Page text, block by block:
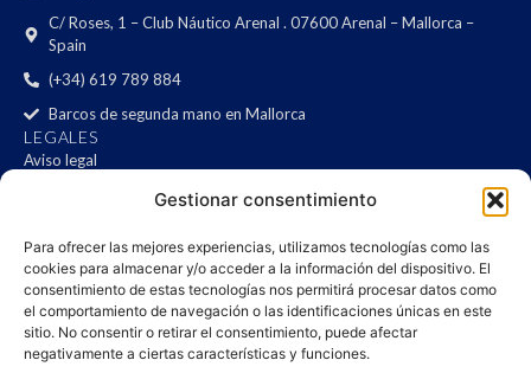
Gestionar consentimiento
Para ofrecer las mejores experiencias, utilizamos tecnologías como las
cookies para almacenar y/o acceder a la información del dispositivo. El
consentimiento de estas tecnologías nos permitirá procesar datos como
el comportamiento de navegación o las identificaciones únicas en este
sitio. No consentir o retirar el consentimiento, puede afectar
negativamente a ciertas características y funciones.
C/ Roses, 1 – Club Náutico Arenal . 07600 Arenal – Mallorca –
Spain
(+34) 619 789 884
Barcos de segunda mano en Mallorca
LEGALES
Aviso legal
Mapa del sitio
Declaración de accesibilidad
NEWSLETTER
¿Te interesa recibir las novedades de barcos?